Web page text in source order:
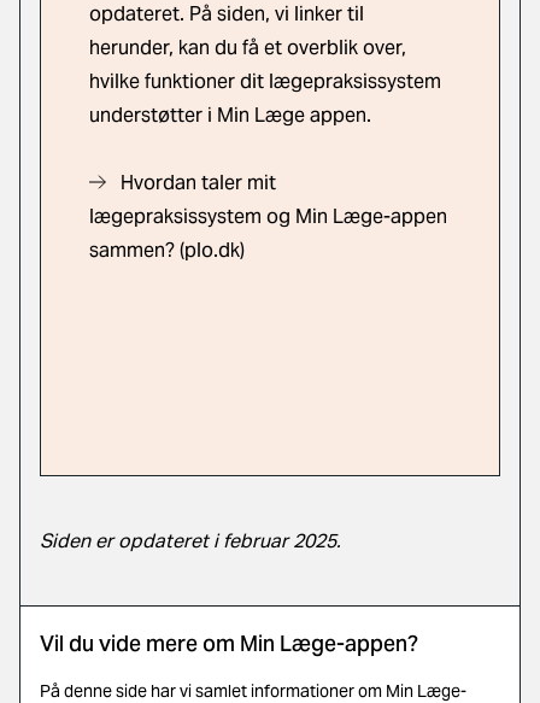
opdateret. På siden, vi linker til
herunder, kan du få et overblik over,
hvilke funktioner dit lægepraksissystem
understøtter i Min Læge appen.
Hvordan taler mit
lægepraksissystem og Min Læge-appen
sammen?(plo.dk)
Siden er opdateret i februar 2025.
Vil du vide mere om Min Læge-appen?
På denne side har vi samlet informationer om Min Læge-